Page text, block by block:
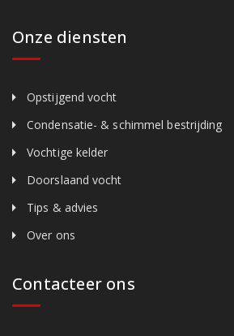
Onze diensten
Opstijgend vocht
Condensatie- & schimmel bestrijding
Vochtige kelder
Doorslaand vocht
Tips & advies
Over ons
Contacteer ons